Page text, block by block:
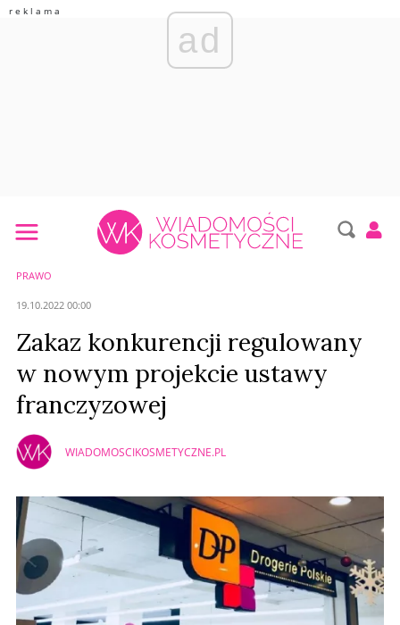
ad
PRAWO
19.10.2022 00:00
Zakaz konkurencji regulowany
w nowym projekcie ustawy
franczyzowej
WIADOMOSCIKOSMETYCZNE.PL